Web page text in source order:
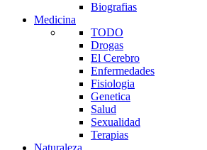
Biografias
Medicina
TODO
Drogas
El Cerebro
Enfermedades
Fisiologia
Genetica
Salud
Sexualidad
Terapias
Naturaleza